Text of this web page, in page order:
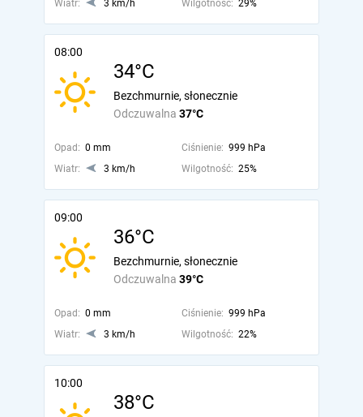
Wiatr: 3 km/h Wilgotność: 29%
08:00
34°C
Odczuwalna 37°C
Bezchmurnie, słonecznie
Opad: 0 mm Ciśnienie: 999 hPa
Wiatr:
3 km/h Wilgotność: 25%
09:00
36°C
Odczuwalna 39°C
Bezchmurnie, słonecznie
Opad: 0 mm Ciśnienie: 999 hPa
Wiatr:
3 km/h Wilgotność: 22%
10:00
38°C